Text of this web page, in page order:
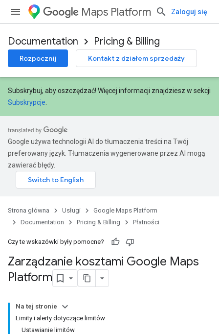
Maps Platform Zaloguj się
Documentation Pricing & Billing
Rozpocznij Kontakt z działem sprzedaży
Subskrybuj, aby oszczędzać! Więcej informacji znajdziesz w sekcji
Subskrypcje
Google używa technologii AI do tłumaczenia treści na Twój
preferowany język. Tłumaczenia wygenerowane przez AI mogą
zawierać błędy.
Strona główna Usługi
Google Maps Platform
Documentation
Pricing & Billing Płatności
Czy te wskazówki były pomocne?
Zarządzanie kosztami Google Maps
Platform
Na tej stronie
Limity i alerty dotyczące limitów
Ustawianie limitów